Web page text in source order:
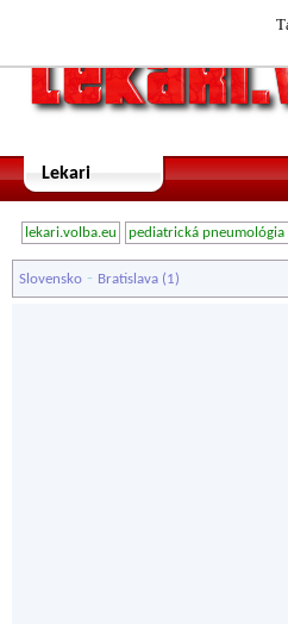
Lekari
lekari.volba.eu pediatrická pneumológia
Slovensko - Bratislava (1)